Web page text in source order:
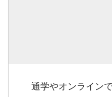
通学やオンライン